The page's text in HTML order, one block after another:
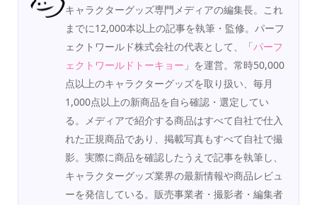
キャラクターグッズ専門メディアの編集長。これ
までに12,000本以上の記事を執筆・監修。パーフ
ェクトワールド株式会社の代表として、「パーフ
ェクトワールドトーキョー 」を運営。常時50,000
点以上のキャラクターグッズを取り扱い、毎月
1,000点以上の新商品を自ら確認・選定してい
る。メディアで紹介する商品はすべて自社で仕入
れた正規商品であり、掲載写真もすべて自社で撮
影。実際に商品を確認したうえで記事を執筆し、
キャラクターグッズ業界の最新情報や商品レビュ
ーを発信している。販売事業者・撮影者・編集者